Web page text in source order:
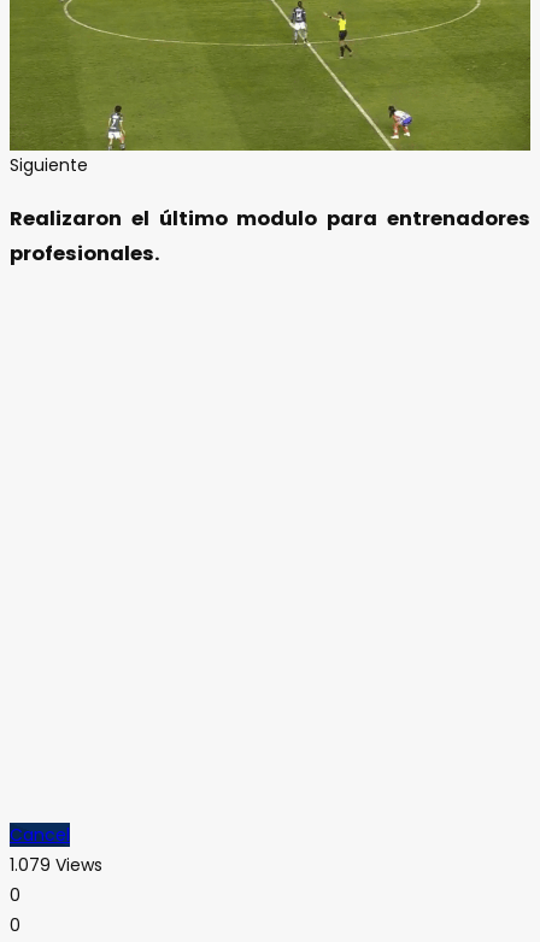
Siguiente
Realizaron el último modulo para entrenadores
profesionales.
Cancel
1.079 Views
0
0